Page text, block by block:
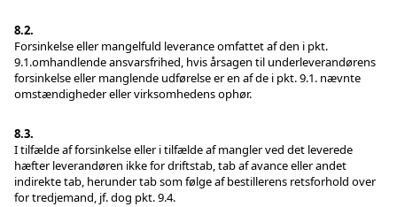
8.2.
Forsinkelse eller mangelfuld leverance omfattet af den i pkt.
9.1.omhandlende ansvarsfrihed, hvis årsagen til underleverandørens
forsinkelse eller manglende udførelse er en af de i pkt. 9.1. nævnte
omstændigheder eller virksomhedens ophør.
8.3.
I tilfælde af forsinkelse eller i tilfælde af mangler ved det leverede
hæfter leverandøren ikke for driftstab, tab af avance eller andet
indirekte tab, herunder tab som følge af bestillerens retsforhold over
for tredjemand, jf. dog pkt. 9.4.